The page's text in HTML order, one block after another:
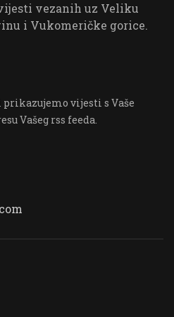
vezanih uz Veliku
i Vukomeričke gorice.
vijesti s Vaše
Vašeg rss feeda.